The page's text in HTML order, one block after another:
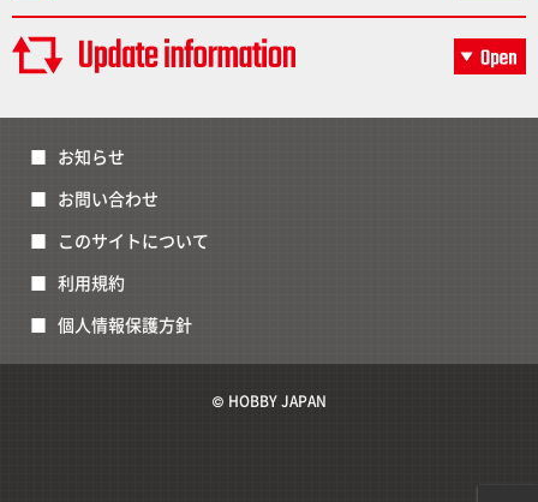
お知らせ
お問い合わせ
このサイトについて
利用規約
個人情報保護方針
© HOBBY JAPAN